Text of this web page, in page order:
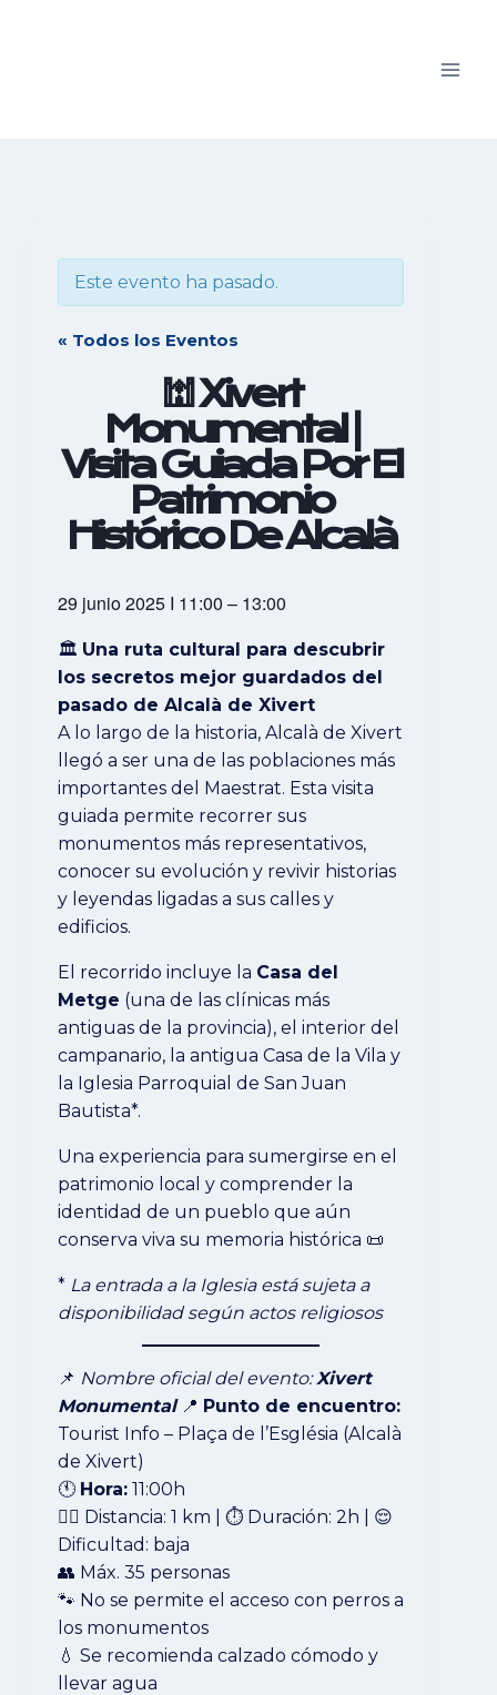
Este evento ha pasado.
« Todos los Eventos
🕍 Xivert
Monumental |
Visita Guiada Por El
Patrimonio
Histórico De Alcalà
29 junio 2025 I 11:00 – 13:00
🏛️ Una ruta cultural para descubrir
los secretos mejor guardados del
pasado de Alcalà de Xivert
A lo largo de la historia, Alcalà de Xivert
llegó a ser una de las poblaciones más
importantes del Maestrat. Esta visita
guiada permite recorrer sus
monumentos más representativos,
conocer su evolución y revivir historias
y leyendas ligadas a sus calles y
edificios.
El recorrido incluye la Casa del
Metge (una de las clínicas más
antiguas de la provincia), el interior del
campanario, la antigua Casa de la Vila y
la Iglesia Parroquial de San Juan
Bautista*.
Una experiencia para sumergirse en el
patrimonio local y comprender la
identidad de un pueblo que aún
conserva viva su memoria histórica 📜
* La entrada a la Iglesia está sujeta a
disponibilidad según actos religiosos
📌 Nombre oficial del evento:Xivert
Monumental📍 Punto de encuentro:
Tourist Info – Plaça de l’Església (Alcalà
de Xivert)
🕚 Hora: 11:00h
🚶‍♂️ Distancia: 1 km | ⏱ Duración: 2h | 😌
Dificultad: baja
👥 Máx. 35 personas
🐾 No se permite el acceso con perros a
los monumentos
💧 Se recomienda calzado cómodo y
llevar agua